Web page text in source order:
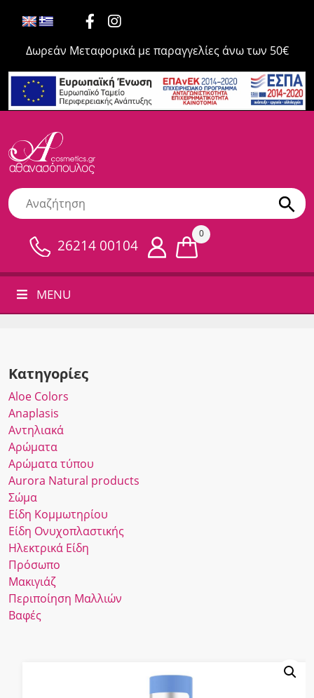
Δωρεάν Μεταφορικά με παραγγελίες άνω των 50€
26214 00104
0
MENU
Κατηγορίες
Αloe Colors
Anaplasis
Αντηλιακά
Αρώματα
Αρώματα τύπου
Αurora Νatural products
Σώμα
Είδη Κομμωτηρίου
Είδη Ονυχοπλαστικής
Ηλεκτρικά Είδη
Πρόσωπο
Μακιγιάζ
Περιποίηση Μαλλιών
Βαφές